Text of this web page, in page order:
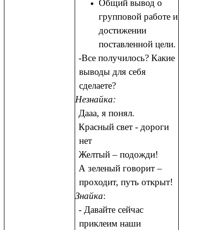
Общий вывод о
групповой работе и
достижении
поставленной цели.
-Все получилось? Какие
выводы для себя
сделаете?
Незнайка:
Дааа, я понял.
Красный свет - дороги
нет
Желтый – подожди!
А зеленый говорит –
проходит, путь открыт!
Знайка:
- Давайте сейчас
приклеим наши